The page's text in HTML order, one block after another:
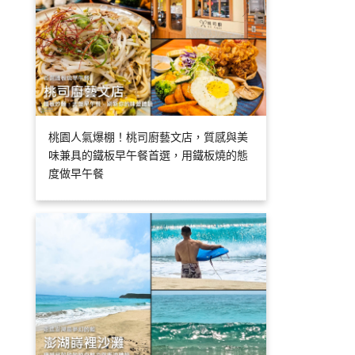
桃園人氣爆棚！桃司廚藝文店，質感與美
味兼具的鐵板早午餐首選，用鐵板燒的態
度做早午餐